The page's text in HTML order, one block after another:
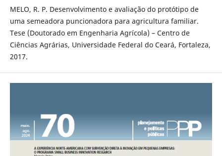
MELO, R. P. Desenvolvimento e avaliação do protótipo de
uma semeadora puncionadora para agricultura familiar.
Tese (Doutorado em Engenharia Agrícola) – Centro de
Ciências Agrárias, Universidade Federal do Ceará, Fortaleza,
2017.